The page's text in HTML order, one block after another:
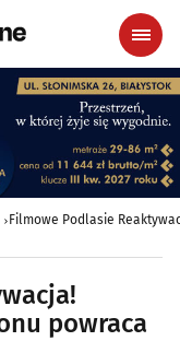
Filmowe Podlasie
powraca